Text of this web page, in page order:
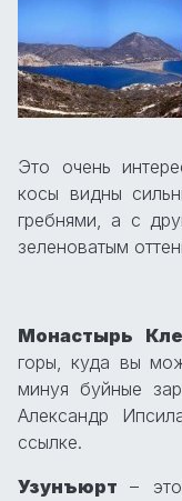
Это очень
косы видны
гребнями, а с
зеленоватым
Монастырь
горы, куда вы
минуя буйные
Александр
ссылке.
Узунъюрт–